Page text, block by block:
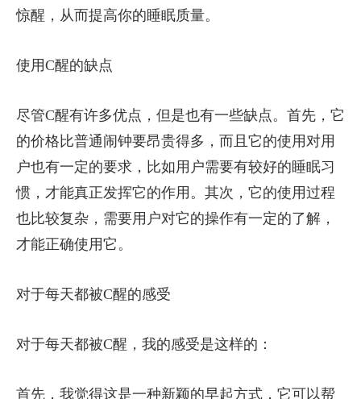
惊醒，从而提高你的睡眠质量。
使用C醒的缺点
尽管C醒有许多优点，但是也有一些缺点。首先，它
的价格比普通闹钟要昂贵得多，而且它的使用对用
户也有一定的要求，比如用户需要有较好的睡眠习
惯，才能真正发挥它的作用。其次，它的使用过程
也比较复杂，需要用户对它的操作有一定的了解，
才能正确使用它。
对于每天都被C醒的感受
对于每天都被C醒，我的感受是这样的：
首先，我觉得这是一种新颖的早起方式，它可以帮